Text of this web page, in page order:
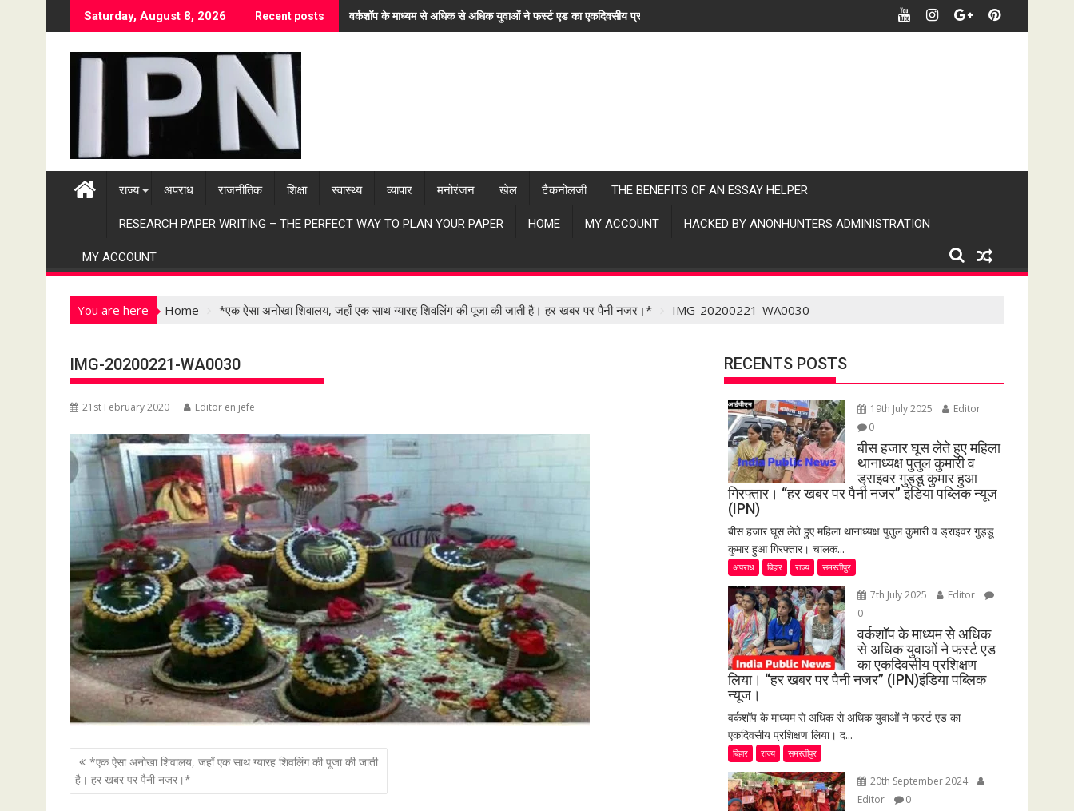
k
Saturday, August 8, 2026 Recent posts वर्कशॉप के माध्यम से अधिक से अधिक युवाओं ने फर्स्ट एड का एकदिवसीय प्रशिक्षण लिया। "हर खबर पर पैनी नजर" (IPN)इंडिया पब्लिक न्यूज।
राज्य अपराध राजनीतिक शिक्षा स्वास्थ्य व्यापार मनोरंजन खेल टैकनोलजी THE BENEFITS OF AN ESSAY HELPER
RESEARCH PAPER WRITING – THE PERFECT WAY TO PLAN YOUR PAPER HOME MY ACCOUNT HACKED BY ANONHUNTERS ADMINISTRATION
MY ACCOUNT
You are here Home *एक ऐसा अनोखा शिवालय, जहाँ एक साथ ग्यारह शिवलिंग की पूजा की जाती है। हर खबर पर पैनी नजर।* IMG-20200221-WA0030
IMG-20200221-WA0030
21st February 2020 Editor en jefe
P
o
*एक ऐसा अनोखा शिवालय, जहाँ एक साथ ग्यारह शिवलिंग की पूजा की जाती
है। हर खबर पर पैनी नजर।*
RECENTS POSTS
19th July 2025
Editor
0
बीस हजार घूस लेते हुए महिला
थानाध्यक्ष पुतुल कुमारी व
ड्राइवर गुड्डू कुमार हुआ
गिरफ्तार। “हर खबर पर पैनी नजर” इंडिया पब्लिक न्यूज
(IPN)
बीस हजार घूस लेते हुए महिला थानाध्यक्ष पुतुल कुमारी व ड्राइवर गुड्डू
कुमार हुआ गिरफ्तार। चालक...
अपराध बिहार राज्य समस्तीपुर
7th July 2025
Editor
0
वर्कशॉप के माध्यम से अधिक
से अधिक युवाओं ने फर्स्ट एड
का एकदिवसीय प्रशिक्षण
लिया। “हर खबर पर पैनी नजर” (IPN)इंडिया पब्लिक
न्यूज।
वर्कशॉप के माध्यम से अधिक से अधिक युवाओं ने फर्स्ट एड का
एकदिवसीय प्रशिक्षण लिया। द...
बिहार राज्य समस्तीपुर
20th September 2024
Editor
0